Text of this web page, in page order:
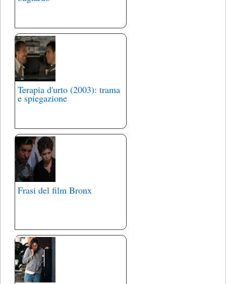
Terapia d'urto (2003): trama
e spiegazione
Frasi del film Bronx